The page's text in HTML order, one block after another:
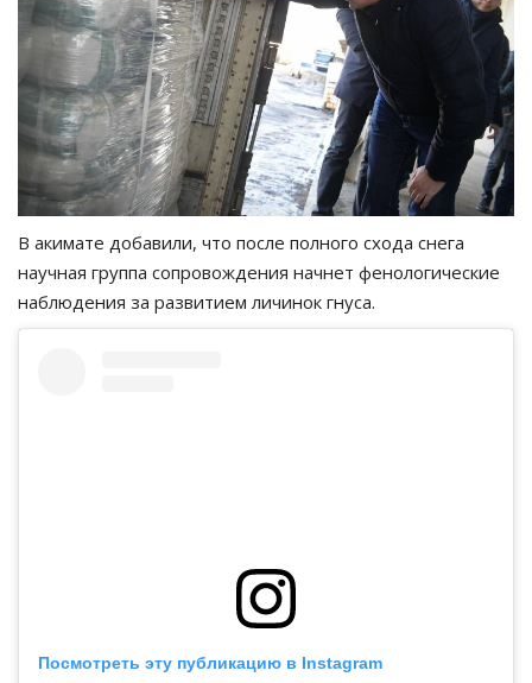
В акимате добавили, что после полного схода снега
научная группа сопровождения начнет фенологические
наблюдения за развитием личинок гнуса.
Посмотреть эту публикацию в Instagram